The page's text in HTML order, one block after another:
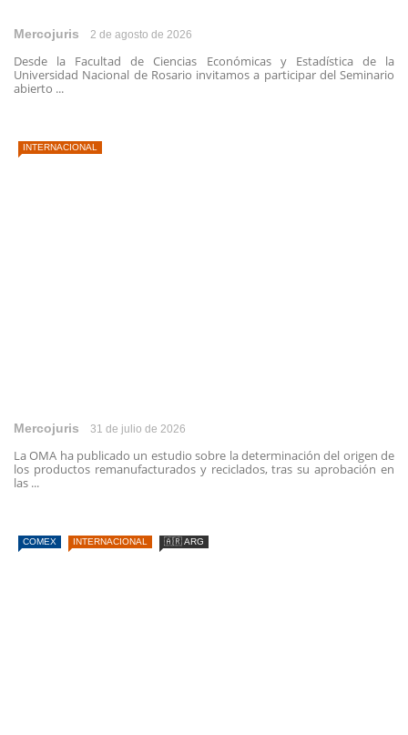
Mercojuris 2 de agosto de 2026
Desde la Facultad de Ciencias Económicas y Estadística de la
Universidad Nacional de Rosario invitamos a participar del Seminario
abierto ...
INTERNACIONAL
Mercojuris 31 de julio de 2026
La OMA ha publicado un estudio sobre la determinación del origen de
los productos remanufacturados y reciclados, tras su aprobación en
las ...
COMEX INTERNACIONAL 🇦🇷 ARG